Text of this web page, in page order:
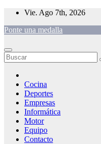
Saltar
contenido
Vie. Ago 7th, 2026
Ponte una medalla
Cocina
Deportes
Empresas
Informática
Motor
Equipo
Contacto